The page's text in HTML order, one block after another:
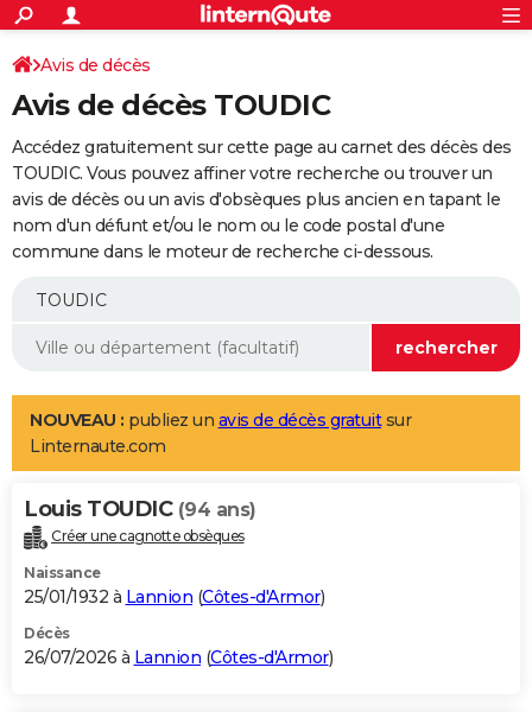
ACTUALITÉS
Politique
Société
Faits Divers
Education
Monde
Villes
+
SPORT
Coupe du monde 2026
Football
Tennis
Cyclisme
Rugby
Forum
Programme TV
TNT
Streaming
Cinéma
Sorties cinéma
Musique
+
FINANCE
Retraite
Epargne
Immobilier
Risques naturels par ville
Banque
Assurance
AUTO
Essais
Réserver un essai
Citadines
Berlines
SUV
Forum auto
+
Mobiles
Meilleur smartphone
Internet
Ordinateurs
Jeux vidéo
Guide high-tech
Aménagement intérieur
LIFESTYLE
Art de vivre
Bien-être
Loisirs
Mode
Modes de vie
Alimentation
Guide de la santé
Maladies
Médicaments
Sommeil
VOYAGE
Destinations
City break
Voyage nature
Voyage de noces
Forum
Climat
+PHOTO
GUIDES D'ACHAT
BONS PLANS
Avis de décès
Avis de décès TOUDIC
Accédez gratuitement sur cette page au carnet des décès des
TOUDIC. Vous pouvez affiner votre recherche ou trouver un
avis de décès ou un avis d'obsèques plus ancien en tapant le
nom d'un défunt et/ou le nom ou le code postal d'une
commune dans le moteur de recherche ci-dessous.
NOUVEAU : publiez un avis de décès gratuitsur
Linternaute.com
Louis TOUDIC (94 ans)
Créer une cagnotte obsèques
Naissance
25/01/1932 à Lannion (Côtes-d'Armor)
Décès
26/07/2026 à Lannion (Côtes-d'Armor)